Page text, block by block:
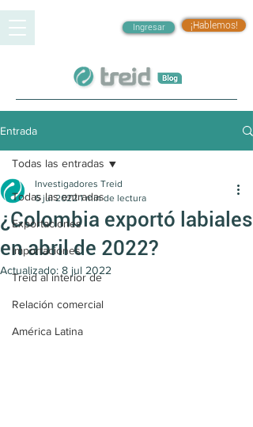
¡Hablemos!
Ingresar
Entrada
Todas las entradas
Exportaciones
Importaciones
Treid al interior de
Relación comercial
América Latina
Todas las entradas
¿Colombia exportó labiales
en abril de 2022?
Investigadores Treid
6 jul 2022 1 min de lectura
Actualizado: 8 jul 2022